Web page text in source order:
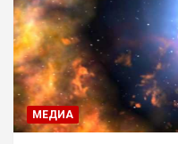
МЕДИА